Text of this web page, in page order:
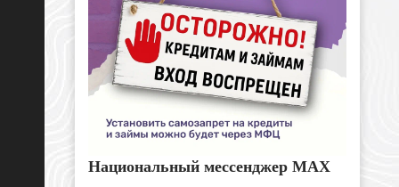
Национальный мессенджер MAX